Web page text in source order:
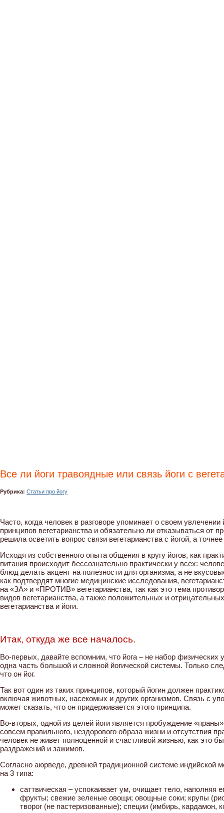
Все ли йоги травоядные или связь йоги с
Рубрика: Статьи про йогу
Часто, когда человек в разговоре упоминает о своем
принципов вегетарианства и обязательно ли отказываться от
решила осветить вопрос связи вегетарианства с йогой, а
Исходя из собственного опыта общения в кругу йогов, как
питания происходит бессознательно практически у всех:
блюд делать акцент на полезности для организма, а не
как подтвердят многие медицинские исследования,
на «ЗА» и «ПРОТИВ» вегетарианства, так как это тема
видов вегетарианства, а также положительных и
вегетарианства и йоги.
Итак, откуда же все началось.
Во-первых, давайте вспомним, что йога – не набор
одна часть большой и сложной йогической системы. Только
что он йог.
Так вот один из таких принципов, который йогин должен
включая животных, насекомых и других организмов. Связь с
может сказать, что он придерживается этого принципа.
Во-вторых, одной из целей йоги является пробуждение
совсем правильного, нездорового образа жизни и отсутствия
человек не живет полноценной и счастливой жизнью, как это
раздражений и зажимов.
Согласно аюрведе, древней традиционной системе индийской
на 3 типа:
саттвическая – успокаивает ум, очищает тело, наполняя
фрукты; свежие зеленые овощи; овощные соки; крупы
творог (не пастеризованные); специи (имбирь,